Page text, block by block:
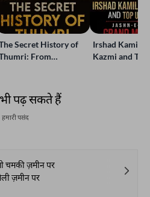
Secret History of
From
Irshad Kamil,
Kazmi and
पढ़ सकते हैं
हमारी पसंद
चमकी ज़मीन पर
ज़मीन पर